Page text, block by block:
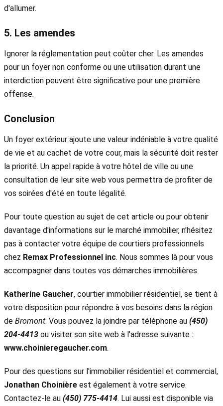
d'allumer.
5. Les amendes
Ignorer la réglementation peut coûter cher. Les amendes
pour un foyer non conforme ou une utilisation durant une
interdiction peuvent être significative pour une première
offense.
Conclusion
Un foyer extérieur ajoute une valeur indéniable à votre qualité
de vie et au cachet de votre cour, mais la sécurité doit rester
la priorité. Un appel rapide à votre hôtel de ville ou une
consultation de leur site web vous permettra de profiter de
vos soirées d'été en toute légalité.
Pour toute question au sujet de cet article ou pour obtenir
davantage d'informations sur le marché immobilier, n'hésitez
pas à contacter votre équipe de courtiers professionnels
chez Remax Professionnel inc. Nous sommes là pour vous
accompagner dans toutes vos démarches immobilières.
Katherine Gaucher, courtier immobilier résidentiel, se tient à
votre disposition pour répondre à vos besoins dans la région
de Bromont. Vous pouvez la joindre par téléphone au (450)
204-4413 ou visiter son site web à l'adresse suivante :
www.choinieregaucher.com.
Pour des questions sur l'immobilier résidentiel et commercial,
Jonathan Choinière est également à votre service.
Contactez-le au (450) 775-4414. Lui aussi est disponible via